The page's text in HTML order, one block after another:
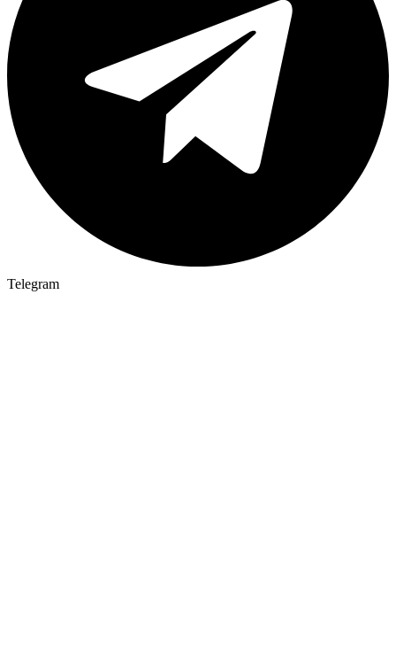
Telegram